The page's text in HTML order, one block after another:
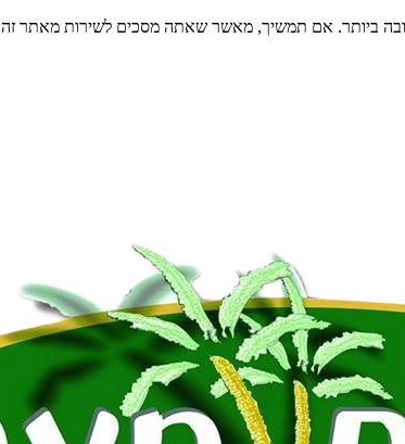
ביותר. אם תמשיך, מאשר שאתה מסכים לשירות מאתר זה